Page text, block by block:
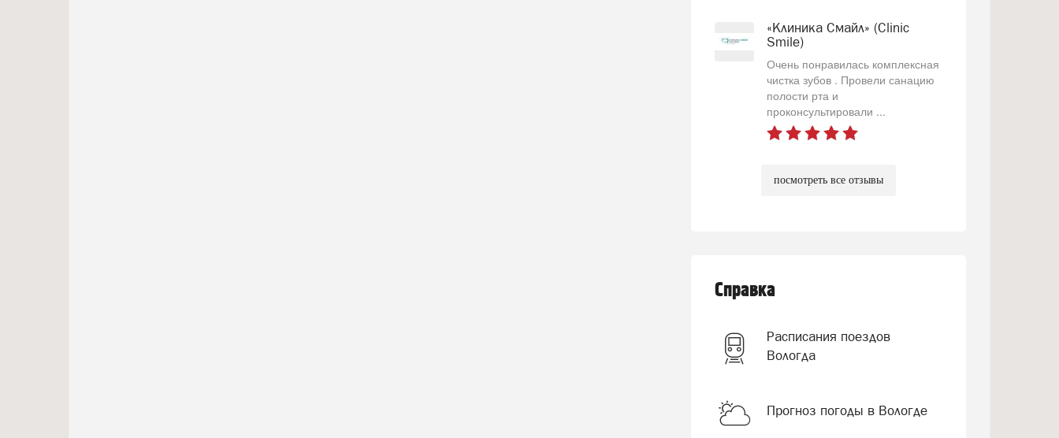
«Клиника Смайл» (Clinic
Smile)
Очень понравилась комплексная
чистка зубов . Провели санацию
полости рта и
проконсультировали ...
посмотреть все отзывы
Справка
Расписания поездов
Вологда
Прогноз погоды в Вологде